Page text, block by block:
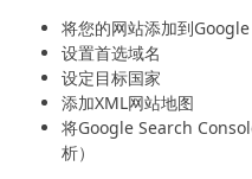
将您的网站添加到
设置首选域名
设定目标国家
添加XML网站地图
将Google Search
析）